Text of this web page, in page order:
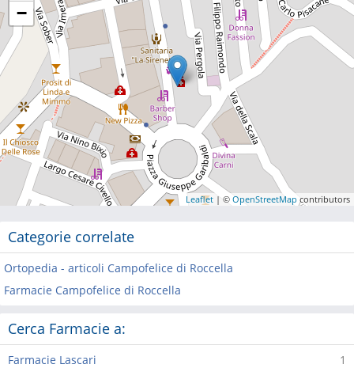
−
Leaflet | © OpenStreetMap contributors
Categorie correlate
Ortopedia - articoli Campofelice di Roccella
Farmacie Campofelice di Roccella
Cerca Farmacie a:
1
Farmacie Lascari